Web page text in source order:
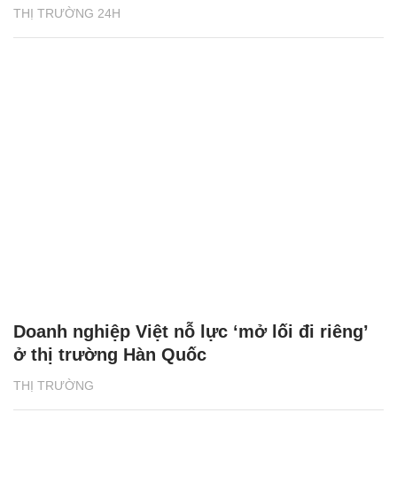
THỊ TRƯỜNG 24H
THỊ TRƯỜNG
Doanh nghiệp Việt nỗ lực ‘mở lối đi riêng’
ở thị trường Hàn Quốc